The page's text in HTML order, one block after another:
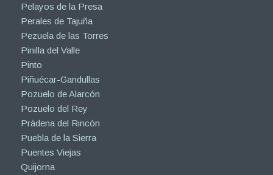
Pelayos de la Presa
Perales de Tajuña
Pezuela de las Torres
Pinilla del Valle
Pinto
Piñuécar-Gandullas
Pozuelo de Alarcón
Pozuelo del Rey
Prádena del Rincón
Puebla de la Sierra
Puentes Viejas
Quijorna